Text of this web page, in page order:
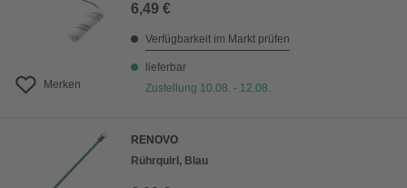
Merken
6,49 €
Verfügbarkeit im Markt prüfen
lieferbar
Zustellung 10.08. - 12.08.
RENOVO
Rührquirl, Blau